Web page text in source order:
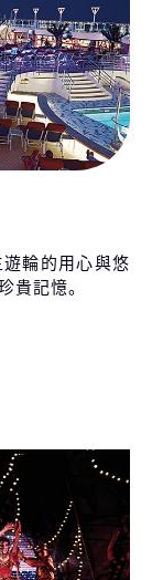
輪的用心與悠
貴記憶。